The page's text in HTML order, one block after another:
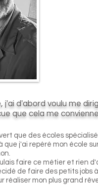
j'ai d'abord voulu me
que cela me
que des écoles
j'ai repéré mon école
faire ce métier et rien
de faire des petits jobs
mon plus grand